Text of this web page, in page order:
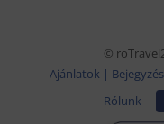
©
Ajánlatok |
Rólunk